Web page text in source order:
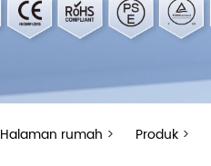
Halaman rumah > Produk >